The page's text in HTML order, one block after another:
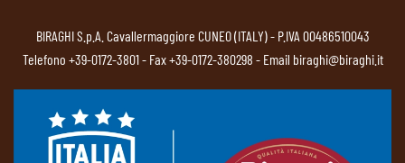
BIRAGHI S.p.A. Cavallermaggiore CUNEO (ITALY) - P.IVA 00486510043
Telefono +39-0172-3801- Fax +39-0172-380298 - Email biraghi@biraghi.it